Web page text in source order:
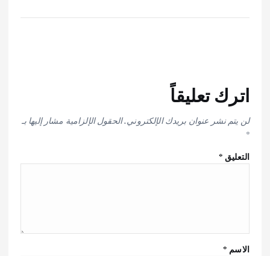
اترك تعليقاً
لن يتم نشر عنوان بريدك الإلكتروني.الحقول الإلزامية مشار إليها بـ
*
التعليق*
الاسم *